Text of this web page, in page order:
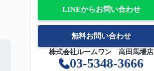
LINEからお問い合わせ
無料お問い合わせ
株式会社ルームワン 高田馬場店
03-5348-3666